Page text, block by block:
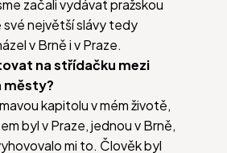
začali vydávat pražskou
své největší slávy tedy
v Brně i v Praze.
na střídačku mezi
městy?
kapitolu v mém životě,
byl v Praze, jednou v Brně,
mi to. Člověk byl